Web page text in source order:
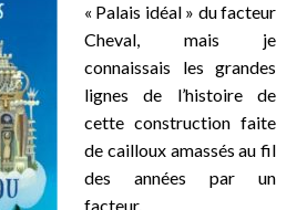
« Palais idéal » du facteur
Cheval, mais je
connaissais les grandes
lignes de l’histoire de
cette construction faite
de cailloux amassés au fil
des années par un
facteur.